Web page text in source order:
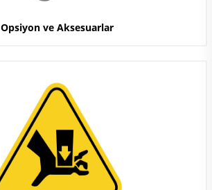
Opsiyon ve Aksesuarlar